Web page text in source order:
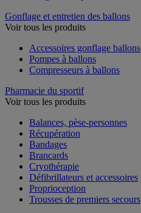
Gonflage et entretien des ballons
Voir tous les produits
Accessoires gonflage ballons
Pompes à ballons
Compresseurs à ballons
Pharmacie du sportif
Voir tous les produits
Balances, pèse-personnes
Récupération
Bandages
Brancards
Cryothérapie
Défibrillateurs et accessoires
Proprioception
Trousses de premiers secours